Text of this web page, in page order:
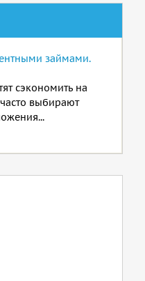
займами.
сэкономить на
выбирают